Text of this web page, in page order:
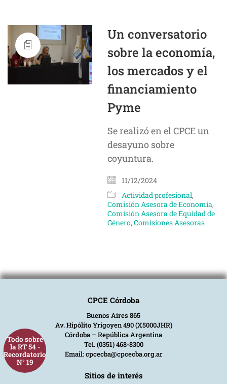
Todo sobre
la RT 54 -
Recordatorio
N° 19
Un conversatorio
sobre la economía,
los mercados y el
financiamiento
Pyme
Se realizó en el CPCE un
desayuno sobre
coyuntura.
11/12/2024
Actividad profesional,
Comisión Asesora de Economía,
Comisión Asesora de Equidad de
Género,Comisiones Asesoras
CPCE Córdoba
Buenos Aires 865
Av. Hipólito Yrigoyen 490 (X5000JHR)
Córdoba – República Argentina
Tel. (0351) 468-8300
Email: cpcecba@cpcecba.org.ar
Sitios de interés